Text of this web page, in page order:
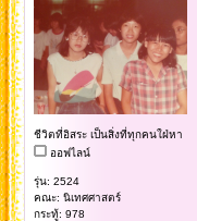
ชีวิตที่อิสระ เป็นสิ่งที่ทุกคนใฝ่หา
ออฟไลน์
รุ่น: 2524
คณะ: นิเทศศาสตร์
กระทู้: 978